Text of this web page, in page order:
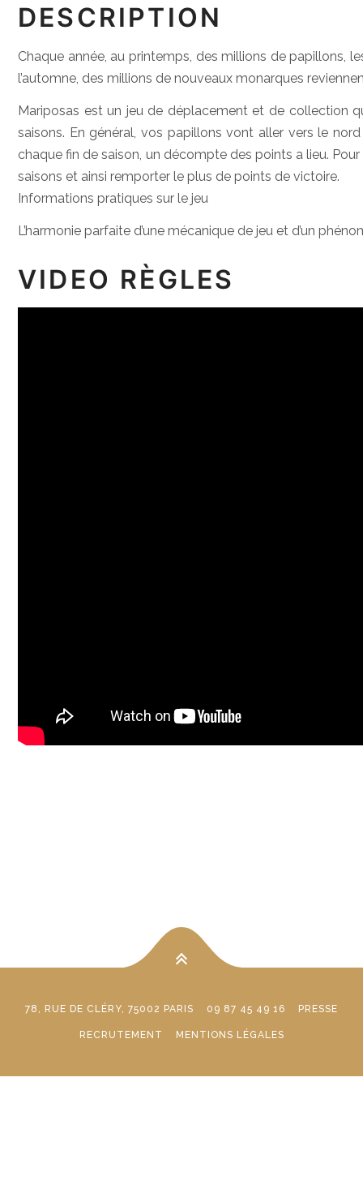
DESCRIPTION
Chaque année, au printemps, des millions de papillons,
l’automne, des millions de nouveaux monarques
Mariposas est un jeu de déplacement et de collection
saisons. En général, vos papillons vont aller vers le
chaque fin de saison, un décompte des points a lieu.
saisons et ainsi remporter le plus de points de victoire.
Informations pratiques sur le jeu
L’harmonie parfaite d’une mécanique de jeu et d’un
VIDEO RÈGLES
78, RUE DE CLÉRY, 75002 PARIS 09 87 45 49 16 PRESSE
RECRUTEMENT MENTIONS LÉGALES